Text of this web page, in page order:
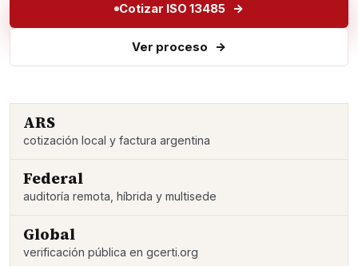
Cotizar ISO 13485
Ver proceso
ARS
cotización local y factura argentina
Federal
auditoría remota, híbrida y multisede
Global
verificación pública en gcerti.org